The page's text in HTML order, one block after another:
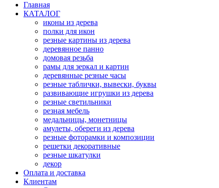
Главная
КАТАЛОГ
иконы из дерева
полки для икон
резные картины из дерева
деревянное панно
домовая резьба
рамы для зеркал и картин
деревянные резные часы
резные таблички, вывески, буквы
развивающие игрушки из дерева
резные светильники
резная мебель
медальницы, монетницы
амулеты, обереги из дерева
резные фоторамки и композиции
решетки декоративные
резные шкатулки
декор
Оплата и доставка
Клиентам